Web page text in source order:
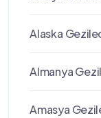
Alaska
Almanya
Amasya